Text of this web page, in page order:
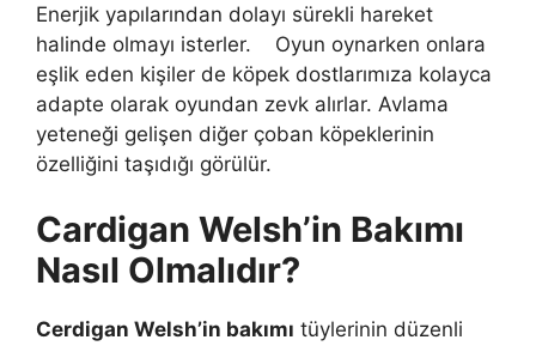
Enerjik yapılarından dolayı sürekli hareket
halinde olmayı isterler. Oyun oynarken onlara
eşlik eden kişiler de köpek dostlarımıza kolayca
adapte olarak oyundan zevk alırlar. Avlama
yeteneği gelişen diğer çoban köpeklerinin
özelliğini taşıdığı görülür.
Cardigan Welsh’in Bakımı
Nasıl Olmalıdır?
Cerdigan Welsh’in bakımı tüylerinin düzenli